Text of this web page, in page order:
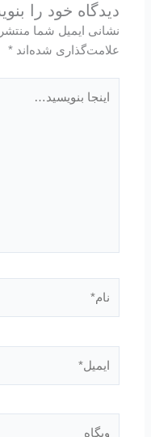
دیدگاه‌ خود را
نشانی ایمیل شما
علامت‌گذاری شده‌اند*
بنویسید…